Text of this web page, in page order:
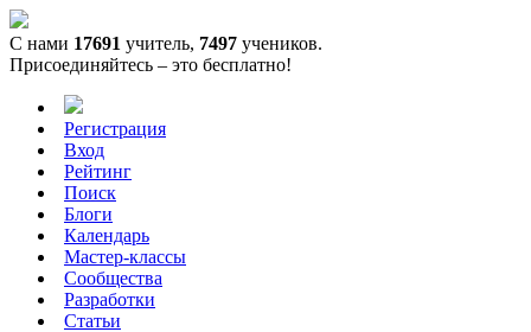
С нами 17691 учитель, 7497 учеников.
Присоединяйтесь – это бесплатно!
Регистрация
Вход
Рейтинг
Поиск
Блоги
Календарь
Мастер-классы
Сообщества
Разработки
Статьи